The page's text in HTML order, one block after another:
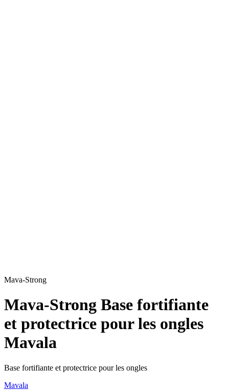
Mava-Strong
Mava-Strong Base fortifiante
et protectrice pour les ongles
Mavala
Base fortifiante et protectrice pour les ongles
Mavala